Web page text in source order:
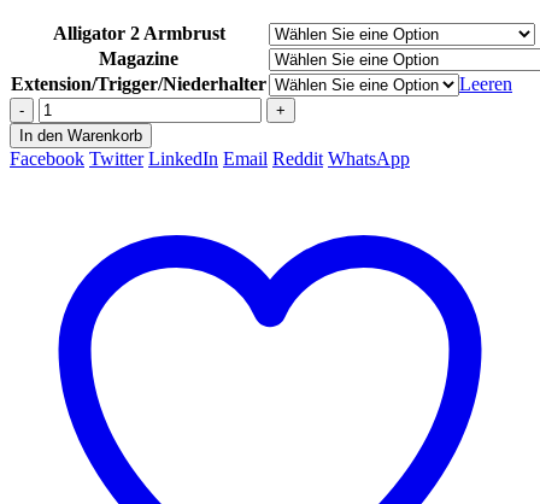
Alligator 2 Armbrust
Magazine
Extension/Trigger/Niederhalter
Leeren
-
+
In den Warenkorb
Facebook Twitter LinkedIn Email Reddit WhatsApp